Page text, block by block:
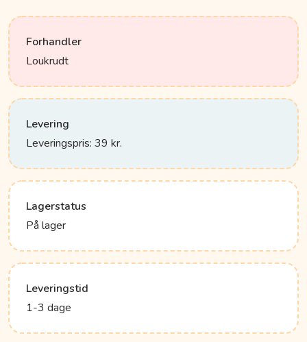
Forhandler
Loukrudt
Levering
Leveringspris: 39 kr.
Lagerstatus
På lager
Leveringstid
1-3 dage